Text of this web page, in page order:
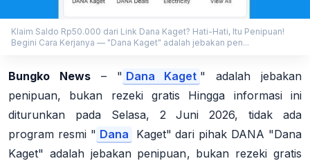
Klaim Saldo Rp50.000 dari Link Dana Kaget? Hati-Hati, Itu Penipuan!
Begini Cara Kerjanya — "Dana Kaget" adalah jebakan pen...
Bungko News– " Dana Kaget " adalah jebakan
penipuan, bukan rezeki gratis Hingga informasi ini
diturunkan pada Selasa, 2 Juni 2026, tidak ada
program resmi " Dana
Kaget" dari pihak DANA "Dana
Kaget" adalah jebakan penipuan, bukan rezeki gratis